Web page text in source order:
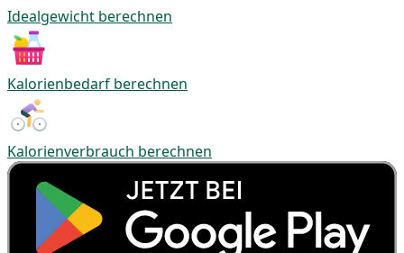
Idealgewicht berechnen
Kalorienbedarf berechnen
Kalorienverbrauch berechnen